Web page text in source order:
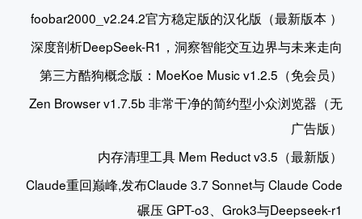
foobar2000_v2.24.2官方稳定版的汉化版（最新版本 ）
深度剖析DeepSeek-R1，洞察智能交互边界与未来走向
第三方酷狗概念版：MoeKoe Music v1.2.5（免会员）
Zen Browser v1.7.5b 非常干净的简约型小众浏览器（无
广告版）
内存清理工具 Mem Reduct v3.5（最新版）
Claude重回巅峰,发布Claude 3.7 Sonnet与 Claude Code
碾压 GPT-o3、Grok3与Deepseek-r1